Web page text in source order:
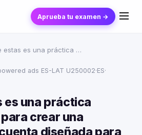
Aprueba tu examen →
estas es una práctica …
ads ES-LAT U250002·ES·
es una práctica
crear una
diseñada para